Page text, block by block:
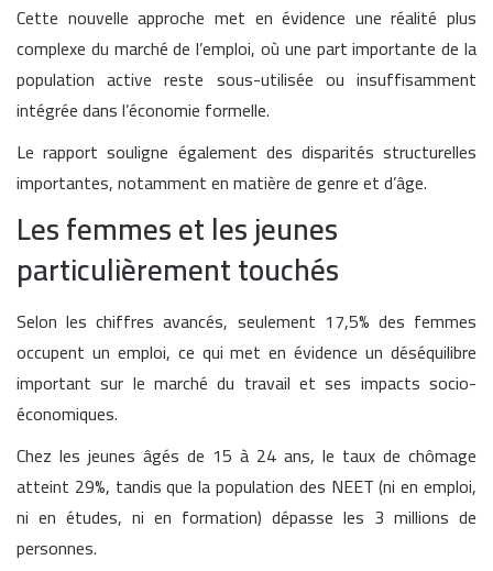
Cette nouvelle approche met en évidence une réalité plus
complexe du marché de l’emploi, où une part importante de la
population active reste sous-utilisée ou insuffisamment
intégrée dans l’économie formelle.
Le rapport souligne également des disparités structurelles
importantes, notamment en matière de genre et d’âge.
Les femmes et les jeunes
particulièrement touchés
Selon les chiffres avancés, seulement 17,5% des femmes
occupent un emploi, ce qui met en évidence un déséquilibre
important sur le marché du travail et ses impacts socio-
économiques.
Chez les jeunes âgés de 15 à 24 ans, le taux de chômage
atteint 29%, tandis que la population des NEET (ni en emploi,
ni en études, ni en formation) dépasse les 3 millions de
personnes.